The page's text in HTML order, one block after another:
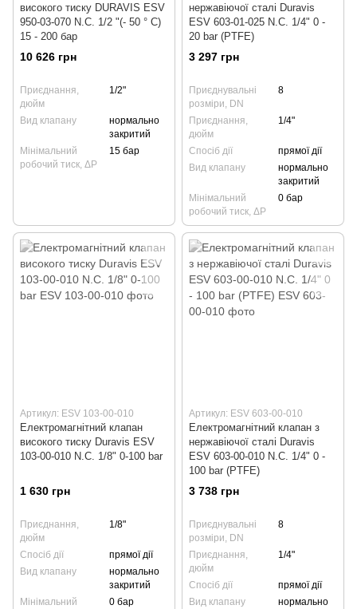
високого тиску DURAVIS ESV
950-03-070 N.C. 1/2 "(- 50 ° C)
15 - 200 бар
10 626 грн
Приєднання,
дюйм
1/2"
Вид клапану
нормально
закритий
Мінімальний
робочий тиск, ΔP
15 бар
нержавіючої сталі Duravis
ESV 603-01-025 N.C. 1/4" 0 -
20 bar (PTFE)
3 297 грн
Приєднувальні
розміри, DN
8
Приєднання,
дюйм
1/4"
Спосіб дії
прямої дії
Вид клапану
нормально
закритий
Мінімальний
робочий тиск, ΔP
0 бар
Артикул: ESV 103-00-010
Електромагнітний клапан
високого тиску Duravis ESV
103-00-010 N.С. 1/8" 0-100 bar
1 630 грн
Приєднання,
дюйм
1/8"
Спосіб дії
прямої дії
Вид клапану
нормально
закритий
Мінімальний
0 бар
Артикул: ESV 603-00-010
Електромагнітний клапан з
нержавіючої сталі Duravis
ESV 603-00-010 N.C. 1/4" 0 -
100 bar (PTFE)
3 738 грн
Приєднувальні
розміри, DN
8
Приєднання,
дюйм
1/4"
Спосіб дії
прямої дії
Вид клапану
нормально